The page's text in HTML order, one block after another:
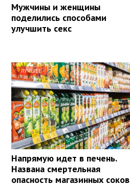
Мужчины и женщины
поделились способами
улучшить секс
ЛУЧШЕЕ
Напрямую идет в печень.
Названа смертельная
опасность магазинных соков